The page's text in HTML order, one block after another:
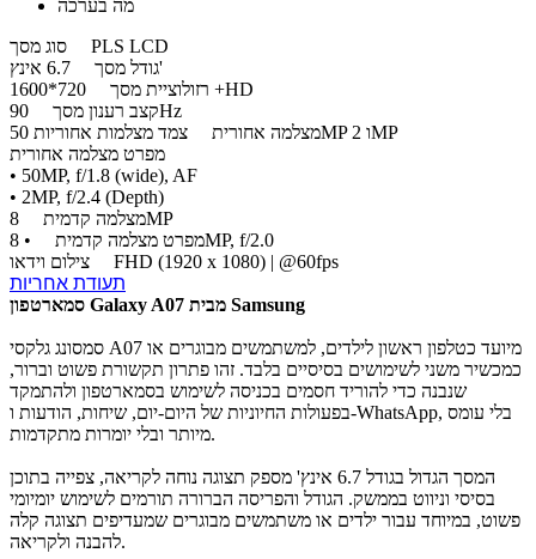
מה בערכה
סוג מסך PLS LCD
גודל מסך6.7 אינץ'
רזולוציית מסך 720*1600 +HD
קצב רענון מסך90Hz
מצלמה אחורית
צמד מצלמות אחוריות 50MP ו 2MP
מפרט מצלמה אחורית
• 50MP, f/1.8 (wide), AF
• 2MP, f/2.4 (Depth)
מצלמה קדמית8MP
מפרט מצלמה קדמית• 8MP, f/2.0
צילום וידאו FHD (1920 x 1080) | @60fps
תעודת אחריות
סמארטפון Galaxy A07 מבית Samsung
סמסונג גלקסי A07 מיועד כטלפון ראשון לילדים, למשתמשים מבוגרים או
כמכשיר משני לשימושים בסיסיים בלבד. זהו פתרון תקשורת פשוט וברור,
שנבנה כדי להוריד חסמים בכניסה לשימוש בסמארטפון ולהתמקד
בפעולות החיוניות של היום-יום, שיחות, הודעות ו-WhatsApp, בלי עומס
מיותר ובלי יומרות מתקדמות.
המסך הגדול בגודל 6.7 אינץ' מספק תצוגה נוחה לקריאה, צפייה בתוכן
בסיסי וניווט בממשק. הגודל והפריסה הברורה תורמים לשימוש יומיומי
פשוט, במיוחד עבור ילדים או משתמשים מבוגרים שמעדיפים תצוגה קלה
להבנה ולקריאה.